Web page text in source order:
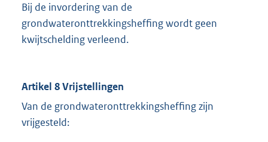
Bij de invordering van de
grondwateronttrekkingsheffing wordt geen
kwijtschelding verleend.
Artikel 8 Vrijstellingen
Van de grondwateronttrekkingsheffing zijn
vrijgesteld: